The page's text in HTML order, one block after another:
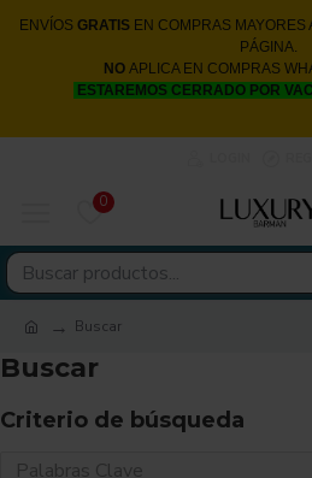
ENVÍOS GRATISEN COMPRAS MAYORES
PÁGINA.
NO APLICA EN COMPRAS
ESTAREMOS CERRADO POR
0
Buscar
Buscar
Criterio de búsqueda